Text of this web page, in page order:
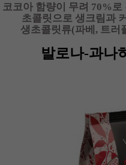
코코아 함량이 무려 70%
초콜릿으로 생크림과
생초콜릿류(파베, 트러
발로나-과나